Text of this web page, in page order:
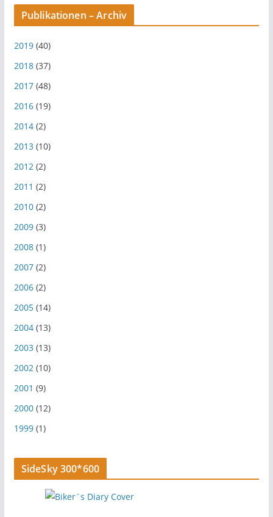
Publikationen – Archiv
2019(40)
2018(37)
2017(48)
2016(19)
2014(2)
2013(10)
2012(2)
2011 (2)
2010(2)
2009(3)
2008(1)
2007(2)
2006(2)
2005(14)
2004(13)
2003(13)
2002(10)
2001 (9)
2000(12)
1999(1)
SideSky 300*600